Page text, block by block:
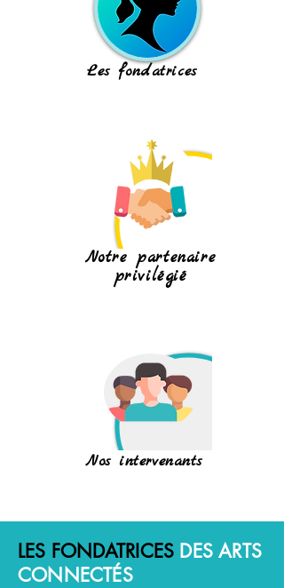
Les fondatrices
Notre partenaire
privilégié
Nos intervenants
LES FONDATRICES DES ARTS
CONNECTÉS